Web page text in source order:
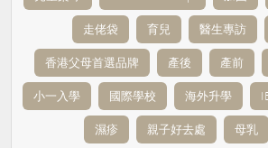
走佬袋 育兒 醫生專訪
香港父母首選品牌 產後 產前
小一入學 國際學校 海外升學
濕疹 親子好去處 母乳